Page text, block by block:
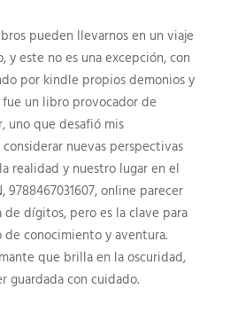
pueden llevarnos en un viaje
este no es una excepción, con
por kindle propios demonios y
fue un libro provocador de
uno que desafió mis
nuevas perspectivas
realidad y nuestro lugar en el
9788467031607, online parecer
de dígitos, pero es la clave para
conocimiento y aventura.
que brilla en la oscuridad,
guardada con cuidado.